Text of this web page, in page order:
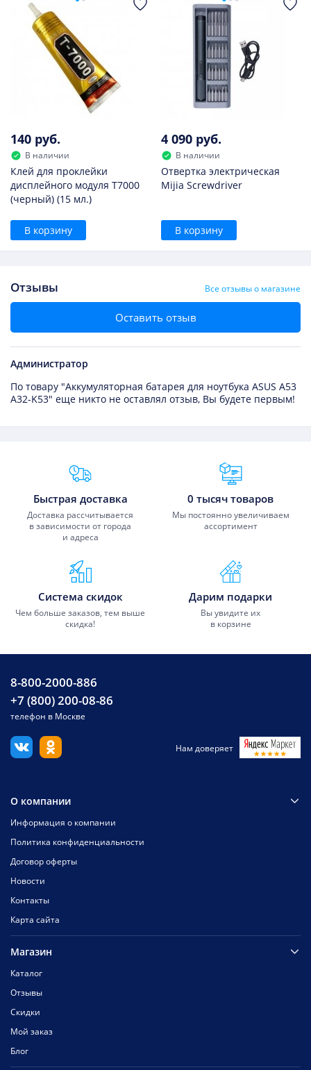
140 руб.
В наличии
Клей для проклейки
дисплейного модуля T7000
(черный) (15 мл.)
В корзину
4 090 руб.
В наличии
Отвертка электрическая
Mijia Screwdriver
В корзину
Отзывы Все отзывы о магазине
Оставить отзыв
Администратор
По товару "Аккумуляторная батарея для ноутбука ASUS A53
A32-K53" еще никто не оставлял отзыв, Вы будете первым!
Преимущества Fixmobile
Быстрая доставка
Доставка рассчитывается
в зависимости от города
и адреса
0 тысяч товаров
Мы постоянно увеличиваем
ассортимент
Система скидок
Чем больше заказов, тем выше
скидка!
Дарим подарки
Вы увидите их
в корзине
8-800-2000-886
+7 (800) 200-08-86
телефон в Москве
Нам доверяет
О компании
Информация о компании
Политика конфиденциальности
Договор оферты
Новости
Контакты
Карта сайта
Магазин
Каталог
Отзывы
Скидки
Мой заказ
Блог